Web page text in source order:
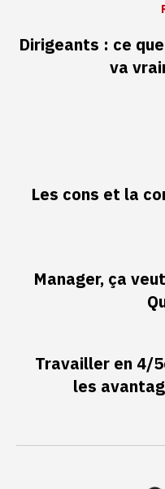
Dirigeants : ce
va
Les cons et la
Manager, ça
Travailler en 4/
les